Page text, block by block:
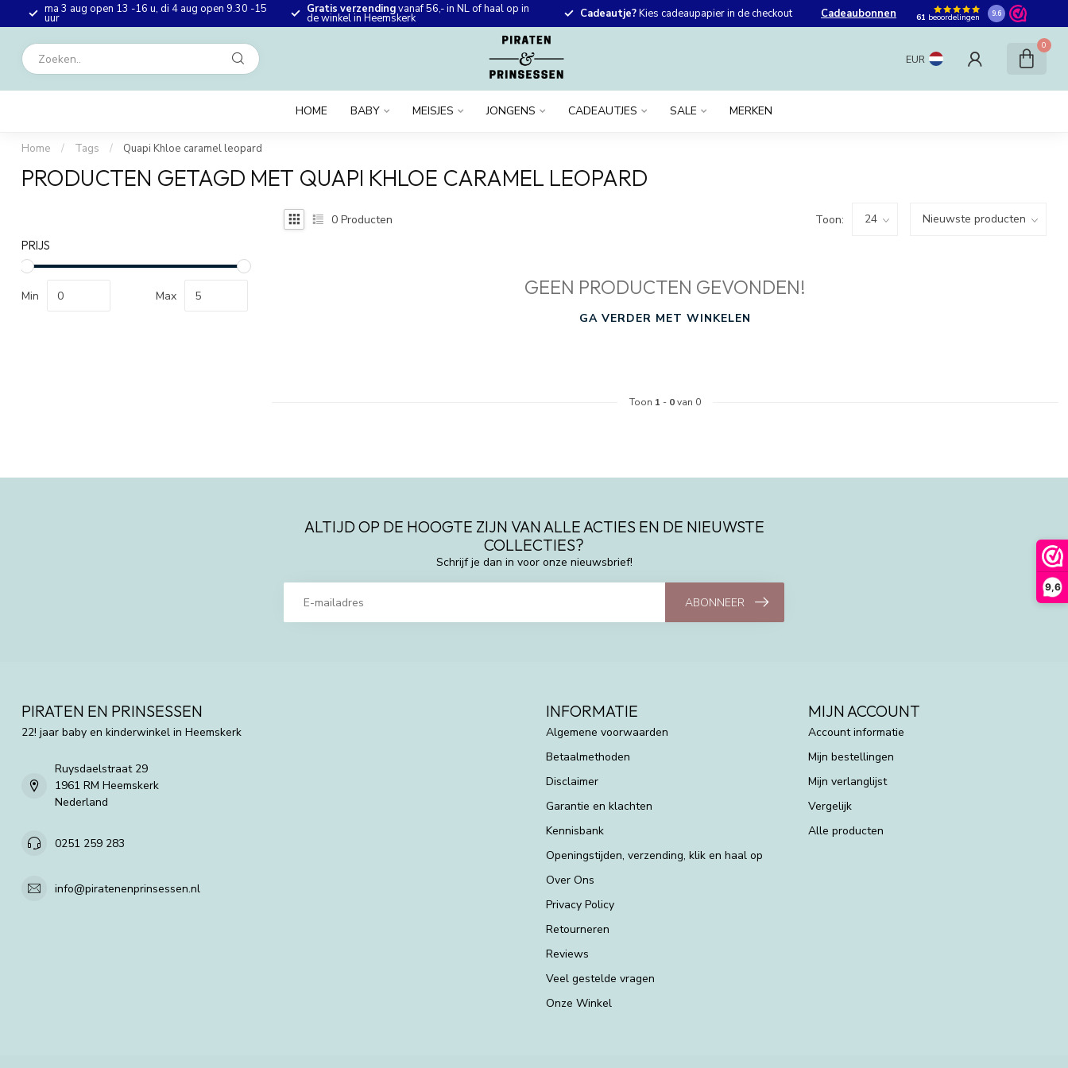
9,6
ma 3 aug open 13 -16 u, di 4 aug open 9.30 -15
uur
Gratis verzendingvanaf 56,- in NL of haal op in
de winkel in Heemskerk Cadeautje?Kies cadeaupapier in de checkout Cadeaubonnen 61 beoordelingen 9.6
EUR
0
HOME BABY MEISJES JONGENS CADEAUTJES SALE MERKEN
Home / Tags / Quapi Khloe caramel leopard
PRODUCTEN GETAGD MET QUAPI KHLOE CARAMEL LEOPARD
PRIJS
Min Max
0 Producten Toon:
GEEN PRODUCTEN GEVONDEN!
GA VERDER MET WINKELEN
Toon 1 - 0van 0
ALTIJD OP DE HOOGTE ZIJN VAN ALLE ACTIES EN DE NIEUWSTE
COLLECTIES?
Schrijf je dan in voor onze nieuwsbrief!
ABONNEER
PIRATEN EN PRINSESSEN
22! jaar baby en kinderwinkel in Heemskerk
Ruysdaelstraat 29
1961 RM Heemskerk
Nederland
0251 259 283
info@piratenenprinsessen.nl
INFORMATIE
Algemene voorwaarden
Betaalmethoden
Disclaimer
Garantie en klachten
Kennisbank
Openingstijden, verzending, klik en haal op
Over Ons
Privacy Policy
Retourneren
Reviews
Veel gestelde vragen
Onze Winkel
MIJN ACCOUNT
Account informatie
Mijn bestellingen
Mijn verlanglijst
Vergelijk
Alle producten